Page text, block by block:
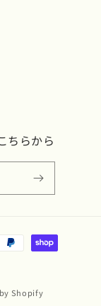
ちらから
Shopify